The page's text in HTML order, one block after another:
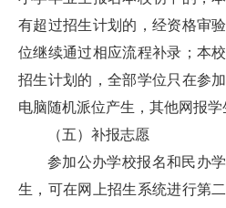
有超过招生计划的，经资格审
位继续通过相应流程补录；本
招生计划的，全部学位只在参
电脑随机派位产生，其他网报学
（五）补报志愿
参加公办学校报名和民办
生，可在网上招生系统进行第